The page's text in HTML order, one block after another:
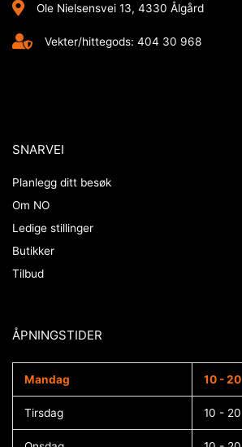
Ole Nielsensvei 13, 4330 Ålgård
Vekter/hittegods: 404 30 968
SNARVEI
Planlegg ditt besøk
Om NO
Ledige stillinger
Butikker
Tilbud
ÅPNINGSTIDER​
Mandag 10 - 20
Tirsdag 10 - 20